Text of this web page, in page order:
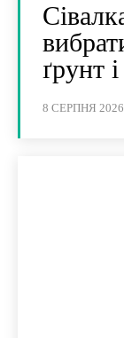
ґрунт
8 СЕРПНЯ 2026